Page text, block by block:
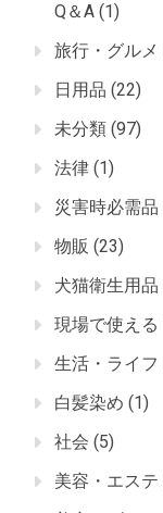
Q＆A (1)
旅行・グルメ
日用品 (22)
未分類 (97)
法律 (1)
災害時必需品
物販 (23)
犬猫衛生用品
現場で使え
生活・ライフ
白髪染め (1)
社会 (5)
美容・エステ